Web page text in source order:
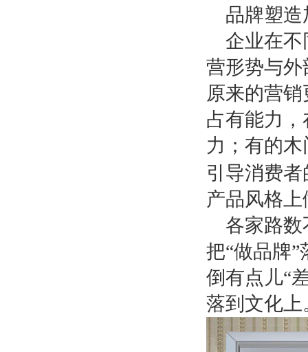
品牌塑
企业在不
营形势与
原来的营
占有能力，
力；有的
引导消费
产品风格
各家路
把“做品牌
倒有点儿“
落到文化上